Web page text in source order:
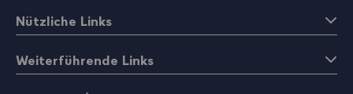
Nützliche Links
Weiterführende Links